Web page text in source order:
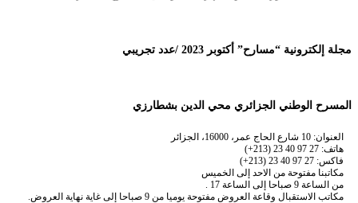
مجلة إلكترونية “مسارح” أكتوبر 2023 /عدد تجريبي
المسرح الوطني الجزائري محي الدين بشطارزي
العنوان: 10 شارع الحاج عمر، 16000، الجزائر
هاتف: 27 97 40 23 (213+)
فاكس: 27 97 40 23 (213+)
مكاتبنا مفتوحة من الاحد إلى الخميس
من الساعة 9 صباحا إلى الساعة 17 .
مكاتب الاستقبال وقاعة العروض مفتوحة يوميا من 9 صباحا إلى غاية نهاية العروض.